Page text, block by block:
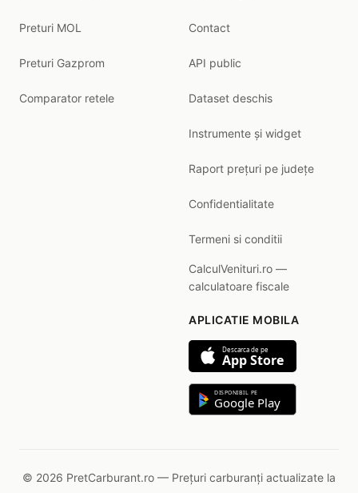
Preturi MOL
Preturi Gazprom
Comparator retele
Contact
API public
Dataset deschis
Instrumente și widget
Raport prețuri pe județe
Confidentialitate
Termeni si conditii
CalculVenituri.ro —
calculatoare fiscale
APLICATIE MOBILA
Descarca de pe
App Store
DISPONIBIL PE
Google Play
© 2026 PretCarburant.ro — Prețuri carburanți actualizate la